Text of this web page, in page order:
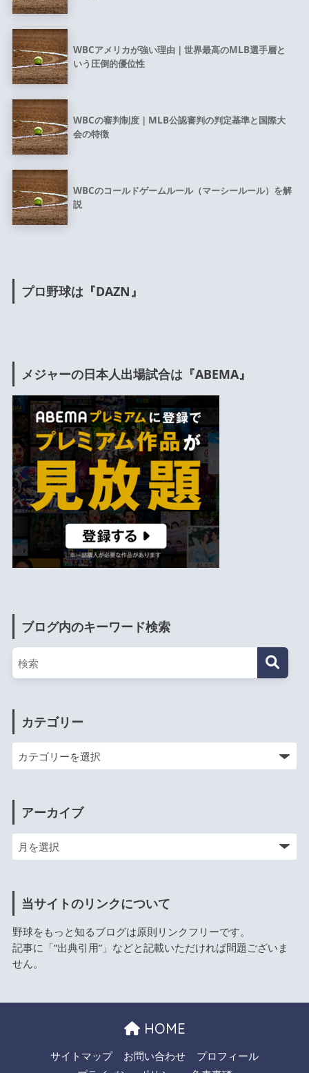
WBCアメリカが強い理由｜世界最高のMLB選手層と
いう圧倒的優位性
WBCの審判制度｜MLB公認審判の判定基準と国際大
会の特徴
WBCのコールドゲームルール（マーシールール）を解
説
プロ野球は『DAZN』
メジャーの日本人出場試合は『ABEMA』
ブログ内のキーワード検索
カテゴリー
アーカイブ
当サイトのリンクについて
野球をもっと知るブログは原則リンクフリーです。
記事に「”出典引用”」などと記載いただければ問題ございま
せん。
HOME
サイトマップ お問い合わせ
プロフィール